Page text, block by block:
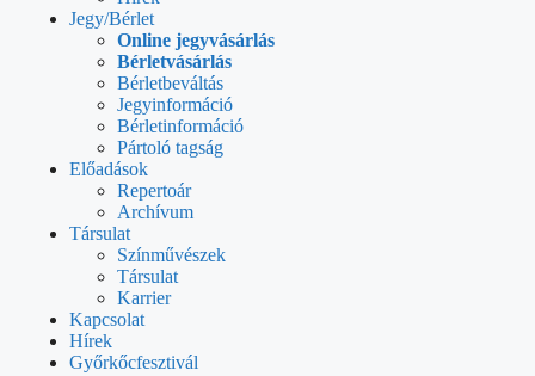
Jegy/Bérlet
Online jegyvásárlás
Bérletvásárlás
Bérletbeváltás
Jegyinformáció
Bérletinformáció
Pártoló tagság
Előadások
Repertoár
Archívum
Társulat
Színművészek
Társulat
Karrier
Kapcsolat
Hírek
Győrkőcfesztivál